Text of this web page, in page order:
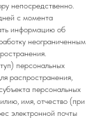
непосредственно.
с момента
информацию об
неограниченным
персональных
распространения,
персональных
имя, отчество (при
электронной почты